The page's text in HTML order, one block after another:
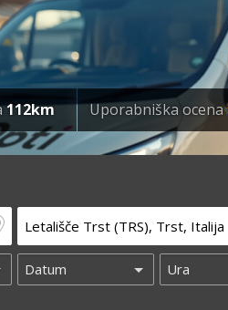
112km Uporabniška ocena